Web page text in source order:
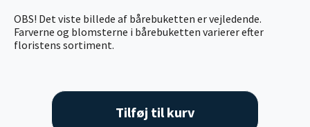
OBS! Det viste billede af bårebuketten er vejledende.
Farverne og blomsterne i bårebuketten varierer efter
floristens sortiment.
Tilføj til kurv